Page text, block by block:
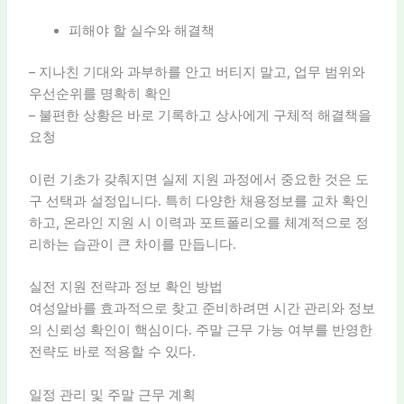
피해야 할 실수와 해결책
– 지나친 기대와 과부하를 안고 버티지 말고, 업무 범위와
우선순위를 명확히 확인
– 불편한 상황은 바로 기록하고 상사에게 구체적 해결책을
요청
이런 기초가 갖춰지면 실제 지원 과정에서 중요한 것은 도
구 선택과 설정입니다. 특히 다양한 채용정보를 교차 확인
하고, 온라인 지원 시 이력과 포트폴리오를 체계적으로 정
리하는 습관이 큰 차이를 만듭니다.
실전 지원 전략과 정보 확인 방법
여성알바를 효과적으로 찾고 준비하려면 시간 관리와 정보
의 신뢰성 확인이 핵심이다. 주말 근무 가능 여부를 반영한
전략도 바로 적용할 수 있다.
일정 관리 및 주말 근무 계획